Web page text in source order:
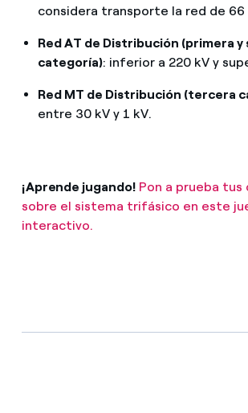
considera transporte la red de 66
Red AT de Distribución (primera y
categoría): inferior a 220 kV y
Red MT de Distribución (tercera
entre 30 kV y 1 kV.
¡Aprende jugando! Pon a prueba
sobre el sistema trifásico en este
interactivo.